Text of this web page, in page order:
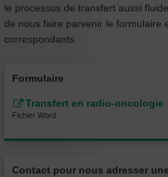
le processus de transfert aussi
de nous faire parvenir le formulaire
correspondants.
Formulaire
Transfert en radio-oncologie
Fichier Word
Contact pour nous adresser